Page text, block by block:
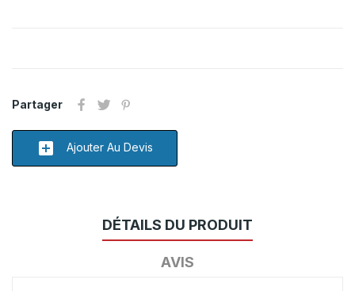
Partager
add_box Ajouter Au Devis
DÉTAILS DU PRODUIT
AVIS